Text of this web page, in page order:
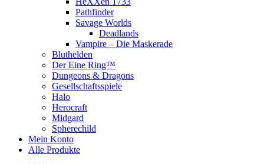
Pathfinder
Savage Worlds
Deadlands
Vampire – Die Maskerade
Bluthelden
Der Eine Ring™
Dungeons & Dragons
Gesellschaftsspiele
Halo
Herocraft
Midgard
Spherechild
Mein Konto
Alle Produkte